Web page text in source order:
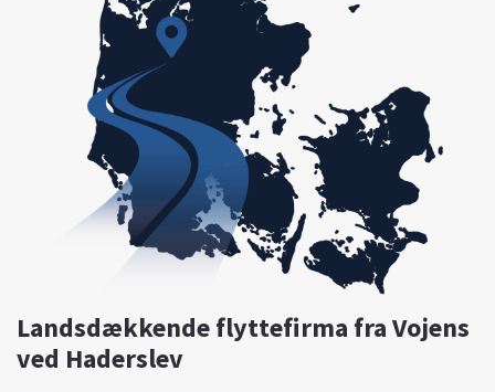
Landsdækkende flyttefirma fra Vojens
ved Haderslev